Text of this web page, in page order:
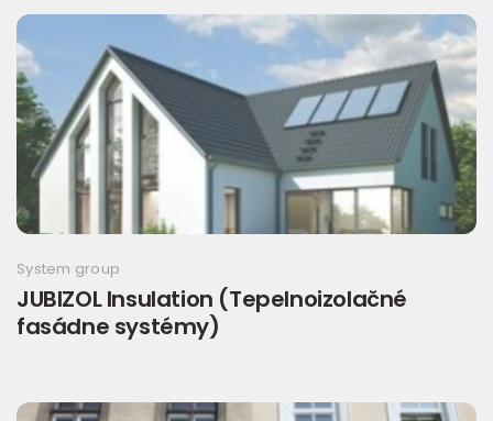
System group
JUBIZOL Insulation (Tepelnoizolačné
fasádne systémy)